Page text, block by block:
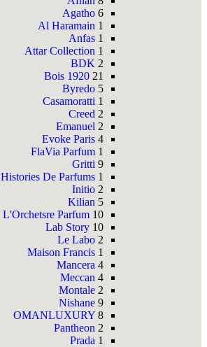
Agatho 6
Al Haramain 1
Anfas 1
Attar Collection 1
BDK 2
Bois 1920 21
Byredo 5
Casamoratti 1
Creed 2
Emanuel 2
Evoke Paris 4
FlaVia Parfum 1
Gritti 9
Histories De Parfums 1
Initio 2
Kilian 5
L'Orchetsre Parfum 10
Lab Story 10
Le Labo 2
Maison Francis 1
Mancera 4
Meccan 4
Montale 2
Nishane 9
OMANLUXURY 8
Pantheon 2
Prada 1